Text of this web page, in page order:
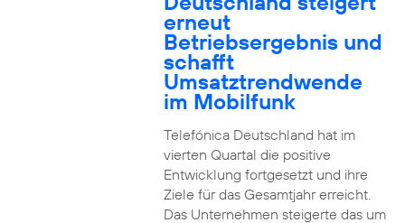
erneut
Betriebsergebnis und
schafft
Umsatztrendwende
im Mobilfunk
Telefónica Deutschland hat im
vierten Quartal die positive
Entwicklung fortgesetzt und ihre
Ziele für das Gesamtjahr erreicht.
Das Unternehmen steigerte das um